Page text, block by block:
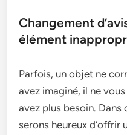
Changement
élément
Parfois, un objet ne
avez imaginé, il ne
avez plus besoin. Dans
serons heureux d’offrir